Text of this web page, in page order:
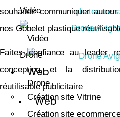
Vidéo
Drone
Web
Création site Vitrine
Création site ecommerce
Vidéo
Drone
Web
souhaitez communiquer
nos Gobelet plastique
Faites confiance au leader
conception et la
réutilisable publicitaire